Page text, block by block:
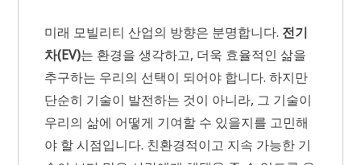
미래 모빌리티 산업의 방향은 분명합니다. 전기
차(EV)는 환경을 생각하고, 더욱 효율적인 삶을
추구하는 우리의 선택이 되어야 합니다. 하지만
단순히 기술이 발전하는 것이 아니라, 그 기술이
우리의 삶에 어떻게 기여할 수 있을지를 고민해
야 할 시점입니다. 친환경적이고 지속 가능한 기